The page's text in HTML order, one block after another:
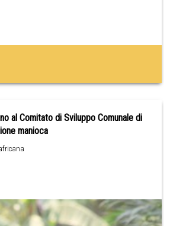
al Comitato di Sviluppo Comunale di
manioca